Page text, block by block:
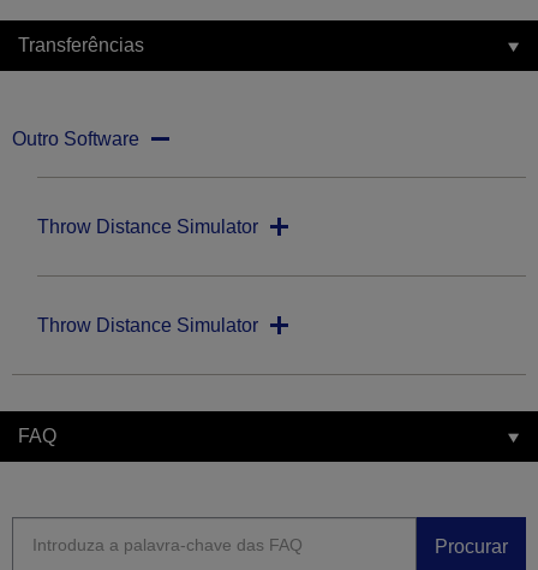
Transferências
Outro Software
Throw Distance Simulator
Throw Distance Simulator
FAQ
Procurar